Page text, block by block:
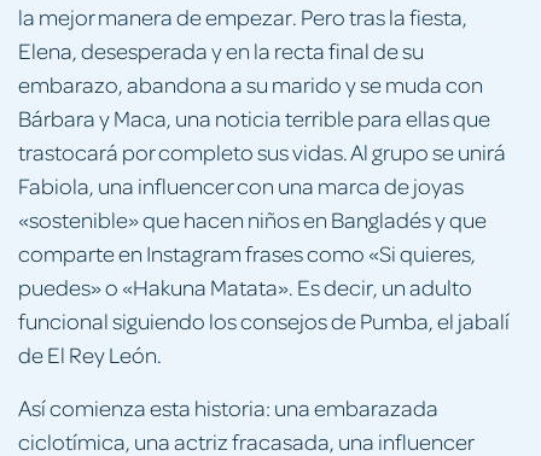
la mejor manera de empezar. Pero tras la fiesta,
Elena, desesperada y en la recta final de su
embarazo, abandona a su marido y se muda con
Bárbara y Maca, una noticia terrible para ellas que
trastocará por completo sus vidas. Al grupo se unirá
Fabiola, una influencer con una marca de joyas
«sostenible» que hacen niños en Bangladés y que
comparte en Instagram frases como «Si quieres,
puedes» o «Hakuna Matata». Es decir, un adulto
funcional siguiendo los consejos de Pumba, el jabalí
de El Rey León.
Así comienza esta historia: una embarazada
ciclotímica, una actriz fracasada, una influencer